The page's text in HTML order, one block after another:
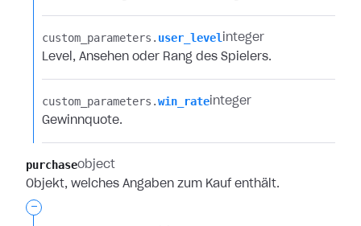
custom_parameters.​ user_level integer
Level, Ansehen oder Rang des Spielers.
custom_parameters.​win_rate integer
Gewinnquote.
purchaseobject
Objekt, welches Angaben zum Kauf enthält.
-